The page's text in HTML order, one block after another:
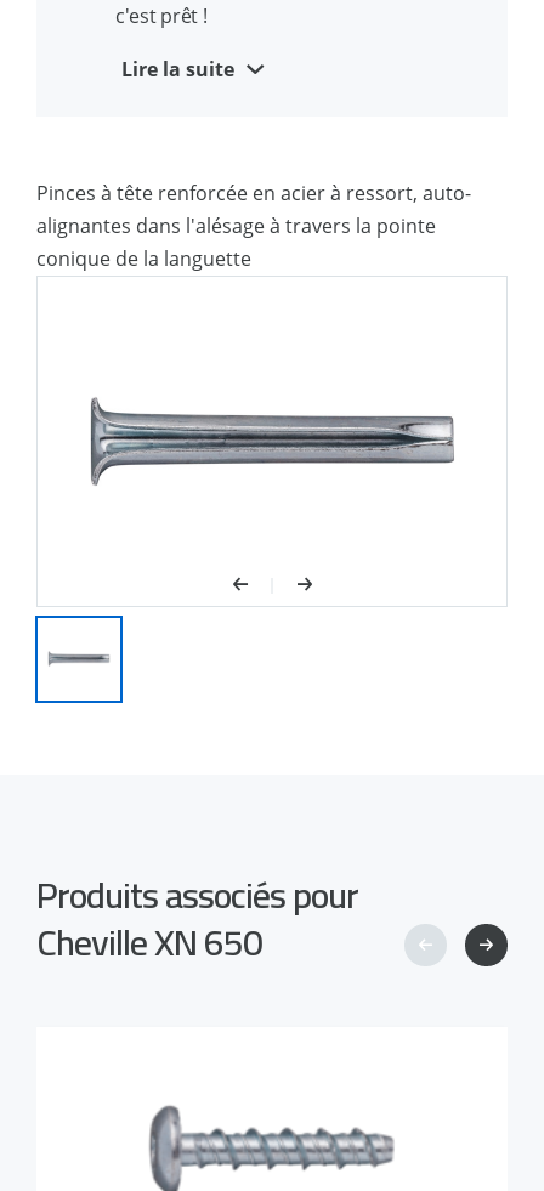
c'est prêt !
Convient aussi bien au béton qu'à la
Douille de serrage avec oeillet pour
suspendre le fil
Lire la suite
Pinces à tête renforcée en acier à ressort, auto-
alignantes dans l'alésage à travers la pointe
conique de la languette
Produits associés pour
Cheville XN 650